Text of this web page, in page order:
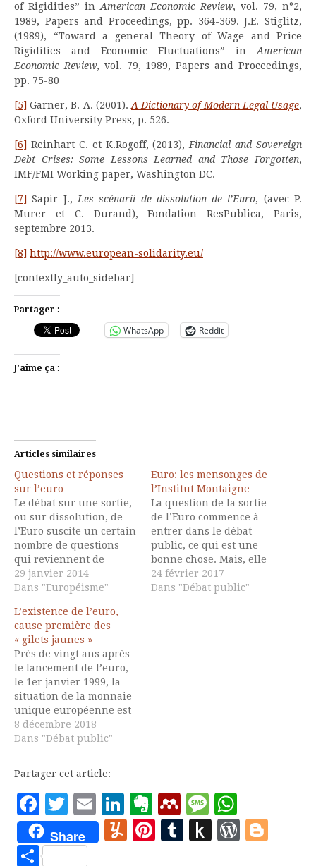
of Rigidities” in American Economic Review, vol. 79, n°2,
1989, Papers and Proceedings, pp. 364-369. J.E. Stiglitz,
(1989), “Toward a general Theory of Wage and Price
Rigidities and Economic Fluctuations” in American
Economic Review, vol. 79, 1989, Papers and Proceedings,
pp. 75-80
[5] Garner, B. A. (2001). A Dictionary of Modern Legal Usage,
Oxford University Press, p. 526.
[6] Reinhart C. et K.Rogoff, (2013), Financial and Sovereign
Debt Crises: Some Lessons Learned and Those Forgotten,
IMF/FMI Working paper, Washington DC.
[7] Sapir J., Les scénarii de dissolution de l’Euro, (avec P.
Murer et C. Durand), Fondation ResPublica, Paris,
septembre 2013.
[8] http://www.european-solidarity.eu/
[contextly_auto_sidebar]
Partager :
WhatsApp Reddit
J’aime ça :
Articles similaires
Questions et réponses
sur l’euro
Le débat sur une sortie,
ou sur dissolution, de
l’Euro suscite un certain
nombre de questions
qui reviennent de
manière récurrente. On
en aborde dans la note
de ces dernières afin de
clarifier ce débat. 1-
Différence entre
dépréciation et
dévaluation de la
monnaie. Ces deux
termes…
29 janvier 2014
Dans "Européisme"
Euro: les mensonges de
l’Institut Montaigne
La question de la sortie
de l’Euro commence à
entrer dans le débat
public, ce qui est une
bonne chose. Mais, elle
y entre à travers des
articles qui font partie
24 février 2017
Dans "Débat public"
L’existence de l’euro,
cause première des
« gilets jaunes »
Près de vingt ans après
le lancement de l’euro,
le 1er janvier 1999, la
situation de la monnaie
unique européenne est
paradoxale. D’un côté,
l’échec de ce projet est
économistes compétents,
dont de très nombreux
Prix Nobel. De l’autre, ce
sujet est maintenant…
8 décembre 2018
Dans "Débat public"
Partager cet article:
Facebook
Twitter
EmailLinkedIn
Evernote
Mendeley
Message
Share Yummly
Pinterest
Tumblr
Push
Partager